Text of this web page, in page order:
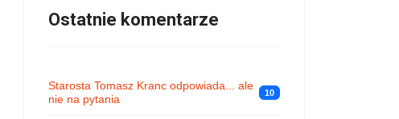
Ostatnie komentarze
Starosta Tomasz Kranc odpowiada... ale
nie na pytania
10